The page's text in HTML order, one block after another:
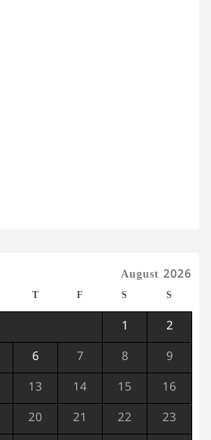
August 2026
T F S S
1 2
6 7 8 9
13 14 15 16
20 21 22 23